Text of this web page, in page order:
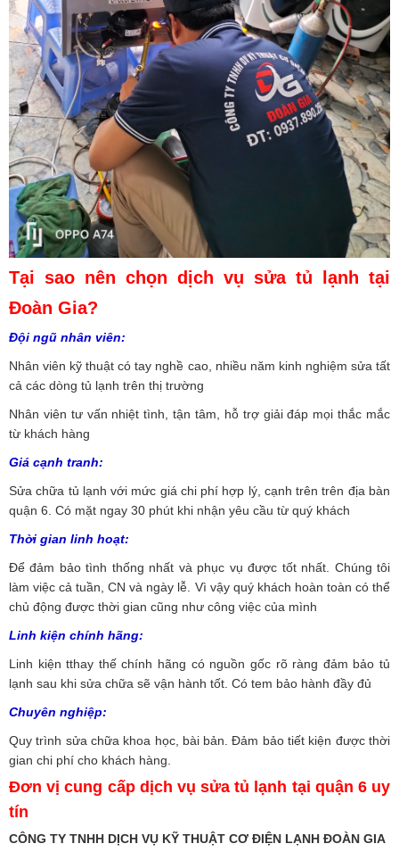
Tại sao nên chọn dịch vụ sửa tủ lạnh tại
Đoàn Gia?
Đội ngũ nhân viên:
Nhân viên kỹ thuật có tay nghề cao, nhiều năm kinh nghiệm sửa tất
cả các dòng tủ lạnh trên thị trường
Nhân viên tư vấn nhiệt tình, tận tâm, hỗ trợ giải đáp mọi thắc mắc
từ khách hàng
Giá cạnh tranh:
Sửa chữa tủ lạnh với mức giá chi phí hợp lý, cạnh trên trên địa bàn
quận 6. Có mặt ngay 30 phút khi nhận yêu cầu từ quý khách
Thời gian linh hoạt:
Để đảm bảo tình thống nhất và phục vụ được tốt nhất. Chúng tôi
làm việc cả tuần, CN và ngày lễ. Vì vậy quý khách hoàn toàn có thể
chủ động được thời gian cũng như công việc của mình
Linh kiện chính hãng:
Linh kiện tthay thế chính hãng có nguồn gốc rõ ràng đảm bảo tủ
lạnh sau khi sửa chữa sẽ vận hành tốt. Có tem bảo hành đầy đủ
Chuyên nghiệp:
Quy trình sửa chữa khoa học, bài bản. Đảm bảo tiết kiện được thời
gian chi phí cho khách hàng.
Đơn vị cung cấp dịch vụ sửa tủ lạnh tại quận 6 uy
tín
CÔNG TY TNHH DỊCH VỤ KỸ THUẬT CƠ ĐIỆN LẠNH ĐOÀN GIA